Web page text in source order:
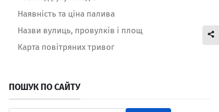
Наявність та ціна палива
Назви вулиць, провулків і площ
Карта повітряних тривог
ПОШУК ПО САЙТУ